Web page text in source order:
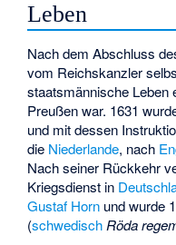
Leben
Nach dem Abschluss
vom Reichskanzler
staatsmännische Leben
Preußen war. 1631
und mit dessen
die Niederlande, nach
Nach seiner Rückkehr
Kriegsdienst in
Gustaf Horn und wurde
(schwedisch Röda